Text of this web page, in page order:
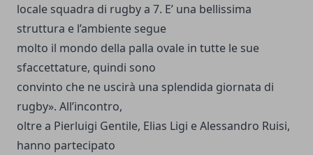
locale squadra di rugby a 7. E’ una bellissima
struttura e l’ambiente segue
molto il mondo della palla ovale in tutte le sue
sfaccettature, quindi sono
convinto che ne uscirà una splendida giornata di
rugby». All’incontro,
oltre a Pierluigi Gentile, Elias Ligi e Alessandro Ruisi,
hanno partecipato